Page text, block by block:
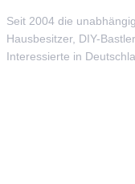
Seit 2004 die
Hausbesitzer, DIY-
Interessierte in